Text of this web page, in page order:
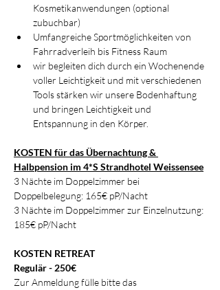
Kosmetikanwendungen (optional
zubuchbar)
Umfangreiche Sportmöglichkeiten von
Fahrradverleih bis Fitness Raum
wir begleiten dich durch ein Wochenende
voller Leichtigkeit und mit verschiedenen
Tools stärken wir unsere Bodenhaftung
und bringen Leichtigkeit und
Entspannung in den Körper.
KOSTEN für das Übernachtung &
Halbpension im 4*S Strandhotel Weissensee
3 Nächte im Doppelzimmer bei
Doppelbelegung: 165€ pP/Nacht
3 Nächte im Doppelzimmer zur Einzelnutzung:
185€ pP/Nacht
KOSTEN RETREAT
Regulär - 250€
Zur Anmeldung fülle bitte das